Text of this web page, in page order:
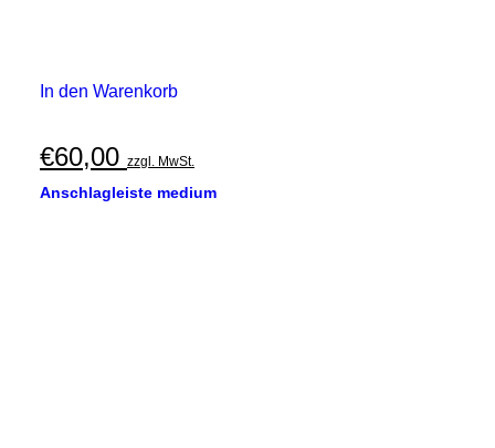
In den Warenkorb
€60,00 zzgl. MwSt.
Anschlagleiste medium